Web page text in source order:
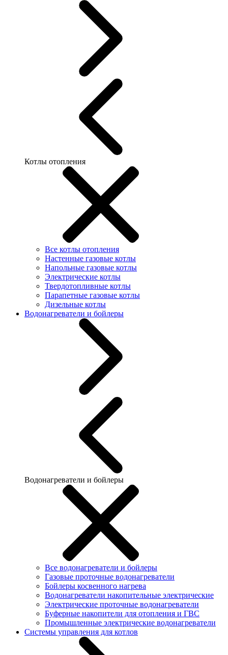
Котлы отопления
Все котлы отопления
Настенные газовые котлы
Напольные газовые котлы
Электрические котлы
Твердотопливные котлы
Парапетные газовые котлы
Дизельные котлы
Водонагреватели и бойлеры
Водонагреватели и бойлеры
Все водонагреватели и бойлеры
Газовые проточные водонагреватели
Бойлеры косвенного нагрева
Водонагреватели накопительные электрические
Электрические проточные водонагреватели
Буферные накопители для отопления и ГВС
Промышленные электрические водонагреватели
Системы управления для котлов